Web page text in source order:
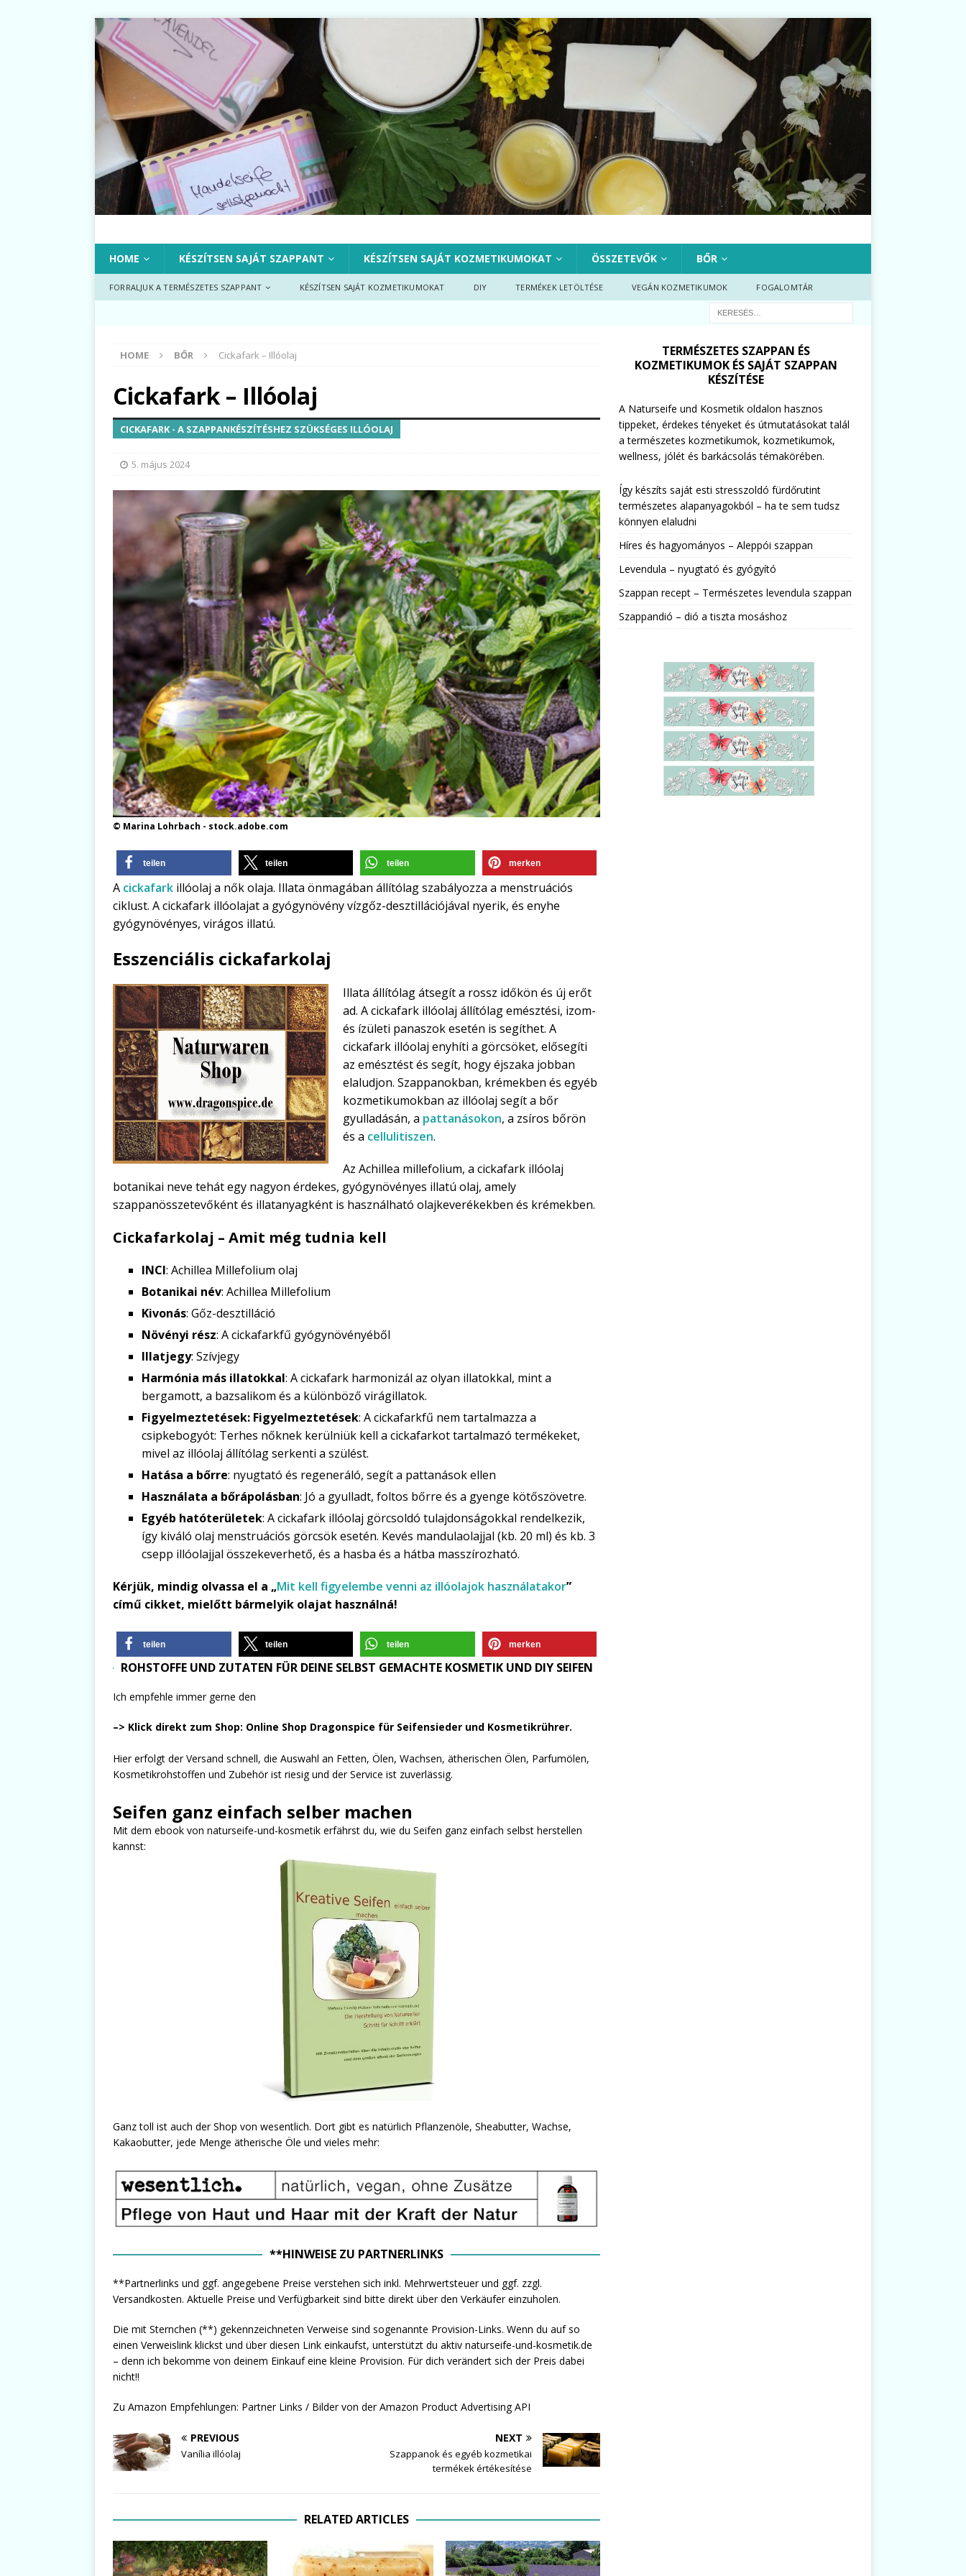
HOME KÉSZÍTSEN SAJÁT SZAPPANT KÉSZÍTSEN SAJÁT KOZMETIKUMOKAT ÖSSZETEVŐK BŐR
FORRALJUK A TERMÉSZETES SZAPPANT KÉSZÍTSEN SAJÁT KOZMETIKUMOKAT DIY TERMÉKEK LETÖLTÉSE VEGÁN KOZMETIKUMOK FOGALOMTÁR
HOME BŐR Cickafark – Illóolaj
Cickafark – Illóolaj
CICKAFARK - A SZAPPANKÉSZÍTÉSHEZ SZÜKSÉGES ILLÓOLAJ
5. május 2024
© Marina Lohrbach - stock.adobe.com
teilen teilen teilen merken
A cickafark illóolaj a nők olaja. Illata önmagában állítólag szabályozza a menstruációs
ciklust. A cickafark illóolajat a gyógynövény vízgőz-desztillációjával nyerik, és enyhe
gyógynövényes, virágos illatú.
Esszenciális cickafarkolaj
Illata állítólag átsegít a rossz időkön és új erőt
ad. A cickafark illóolaj állítólag emésztési, izom-
és ízületi panaszok esetén is segíthet. A
cickafark illóolaj enyhíti a görcsöket, elősegíti
az emésztést és segít, hogy éjszaka jobban
elaludjon. Szappanokban, krémekben és egyéb
kozmetikumokban az illóolaj segít a bőr
gyulladásán, a pattanásokon, a zsíros bőrön
és a cellulitiszen.
Az Achillea millefolium, a cickafark illóolaj
botanikai neve tehát egy nagyon érdekes, gyógynövényes illatú olaj, amely
szappanösszetevőként és illatanyagként is használható olajkeverékekben és krémekben.
Cickafarkolaj – Amit még tudnia kell
INCI: Achillea Millefolium olaj
Botanikai név: Achillea Millefolium
Kivonás: Gőz-desztilláció
Növényi rész: A cickafarkfű gyógynövényéből
Illatjegy: Szívjegy
Harmónia más illatokkal: A cickafark harmonizál az olyan illatokkal, mint a
bergamott, a bazsalikom és a különböző virágillatok.
Figyelmeztetések: Figyelmeztetések: A cickafarkfű nem tartalmazza a
csipkebogyót: Terhes nőknek kerülniük kell a cickafarkot tartalmazó termékeket,
mivel az illóolaj állítólag serkenti a szülést.
Hatása a bőrre: nyugtató és regeneráló, segít a pattanások ellen
Használata a bőrápolásban: Jó a gyulladt, foltos bőrre és a gyenge kötőszövetre.
Egyéb hatóterületek: A cickafark illóolaj görcsoldó tulajdonságokkal rendelkezik,
így kiváló olaj menstruációs görcsök esetén. Kevés mandulaolajjal (kb. 20 ml) és kb. 3
csepp illóolajjal összekeverhető, és a hasba és a hátba masszírozható.
Kérjük, mindig olvassa el a „Mit kell figyelembe venni az illóolajok használatakor”
című cikket, mielőtt bármelyik olajat használná!
teilen teilen teilen merken
ROHSTOFFE UND ZUTATEN FÜR DEINE SELBST GEMACHTE KOSMETIK UND DIY SEIFEN
Ich empfehle immer gerne den
–> Klick direkt zum Shop: Online Shop Dragonspice für Seifensieder und Kosmetikrührer.
Hier erfolgt der Versand schnell, die Auswahl an Fetten, Ölen, Wachsen, ätherischen Ölen, Parfumölen,
Kosmetikrohstoffen und Zubehör ist riesig und der Service ist zuverlässig.
Seifen ganz einfach selber machen
Mit dem ebook von naturseife-und-kosmetik erfährst du, wie du Seifen ganz einfach selbst herstellen
kannst:
Ganz toll ist auch der Shop von wesentlich. Dort gibt es natürlich Pflanzenöle, Sheabutter, Wachse,
Kakaobutter, jede Menge ätherische Öle und vieles mehr:
**HINWEISE ZU PARTNERLINKS
**Partnerlinks und ggf. angegebene Preise verstehen sich inkl. Mehrwertsteuer und ggf. zzgl.
Versandkosten. Aktuelle Preise und Verfügbarkeit sind bitte direkt über den Verkäufer einzuholen.
Die mit Sternchen (**) gekennzeichneten Verweise sind sogenannte Provision-Links. Wenn du auf so
einen Verweislink klickst und über diesen Link einkaufst, unterstützt du aktiv naturseife-und-kosmetik.de
– denn ich bekomme von deinem Einkauf eine kleine Provision. Für dich verändert sich der Preis dabei
nicht!!
Zu Amazon Empfehlungen: Partner Links / Bilder von der Amazon Product Advertising API
PREVIOUS
Vanília illóolaj
NEXT
Szappanok és egyéb kozmetikai
termékek értékesítése
RELATED ARTICLES
TERMÉSZETES SZAPPAN ÉS
KOZMETIKUMOK ÉS SAJÁT SZAPPAN
KÉSZÍTÉSE
A Naturseife und Kosmetik oldalon hasznos
tippeket, érdekes tényeket és útmutatásokat talál
a természetes kozmetikumok, kozmetikumok,
wellness, jólét és barkácsolás témakörében.
Így készíts saját esti stresszoldó fürdőrutint
természetes alapanyagokból – ha te sem tudsz
könnyen elaludni
Híres és hagyományos – Aleppói szappan
Levendula – nyugtató és gyógyító
Szappan recept – Természetes levendula szappan
Szappandió – dió a tiszta mosáshoz